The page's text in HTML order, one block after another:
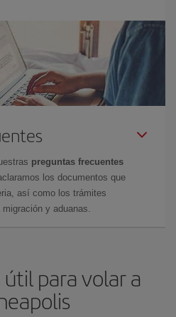
preguntas frecuentes
los documentos que
así como los trámites
y aduanas.
para volar a